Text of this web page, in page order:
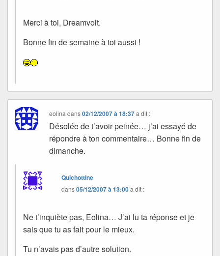
Merci à toi, Dreamvolt.
Bonne fin de semaine à toi aussi !
eolina dans02/12/2007 à 18:37 a dit :
Désolée de t’avoir peinée… j’ai essayé de
répondre à ton commentaire… Bonne fin de
dimanche.
Quichottine
dans05/12/2007 à 13:00a dit :
Ne t’inquiète pas, Eolina… J’ai lu ta réponse et je
sais que tu as fait pour le mieux.
Tu n’avais pas d’autre solution.